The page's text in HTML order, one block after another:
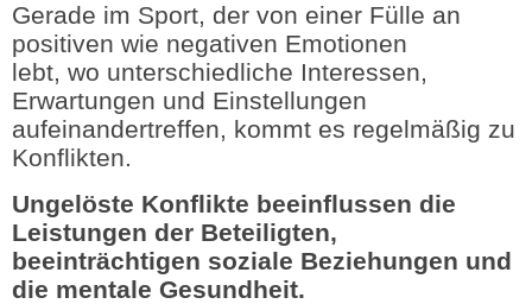
Gerade im Sport, der von einer Fülle an
positiven wie negativen Emotionen
lebt, wo unterschiedliche Interessen,
Erwartungen und Einstellungen
aufeinandertreffen, kommt es regelmäßig zu
Konflikten.
Ungelöste Konflikte beeinflussen die
Leistungen der Beteiligten,
beeinträchtigen soziale Beziehungen und
die mentale Gesundheit.